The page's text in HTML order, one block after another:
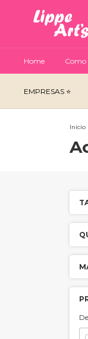
Home
EMPRESAS ⭐
Início
De